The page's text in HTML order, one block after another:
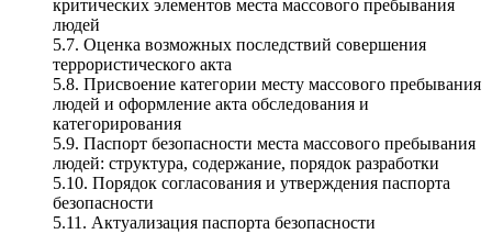
критических элементов места массового пребывания
людей
5.7. Оценка возможных последствий совершения
террористического акта
5.8. Присвоение категории месту массового пребывания
людей и оформление акта обследования и
категорирования
5.9. Паспорт безопасности места массового пребывания
людей: структура, содержание, порядок разработки
5.10. Порядок согласования и утверждения паспорта
безопасности
5.11. Актуализация паспорта безопасности